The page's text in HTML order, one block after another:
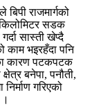
राजमार्गको
सडक
सास्ती खेप्दै
काम भइरहँदा पनि
कारण पटकपटक
बनेपा, पनौती,
गरिएको